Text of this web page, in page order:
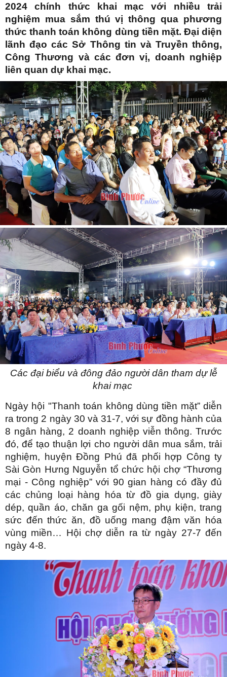
2024 chính thức khai mạc với nhiều trải
nghiệm mua sắm thú vị thông qua phương
thức thanh toán không dùng tiền mặt. Đại diện
lãnh đạo các Sở Thông tin và Truyền thông,
Công Thương và các đơn vị, doanh nghiệp
liên quan dự khai mạc.
Các đại biểu và đông đảo người dân tham dự lễ
khai mạc
Ngày hội "Thanh toán không dùng tiền mặt” diễn
ra trong 2 ngày 30 và 31-7, với sự đồng hành của
8 ngân hàng, 2 doanh nghiệp viễn thông. Trước
đó, để tạo thuận lợi cho người dân mua sắm, trải
nghiệm, huyện Đồng Phú đã phối hợp Công ty
Sài Gòn Hưng Nguyễn tổ chức hội chợ “Thương
mại - Công nghiệp” với 90 gian hàng có đầy đủ
các chủng loại hàng hóa từ đồ gia dụng, giày
dép, quần áo, chăn ga gối nệm, phụ kiện, trang
sức đến thức ăn, đồ uống mang đậm văn hóa
vùng miền… Hội chợ diễn ra từ ngày 27-7 đến
ngày 4-8.